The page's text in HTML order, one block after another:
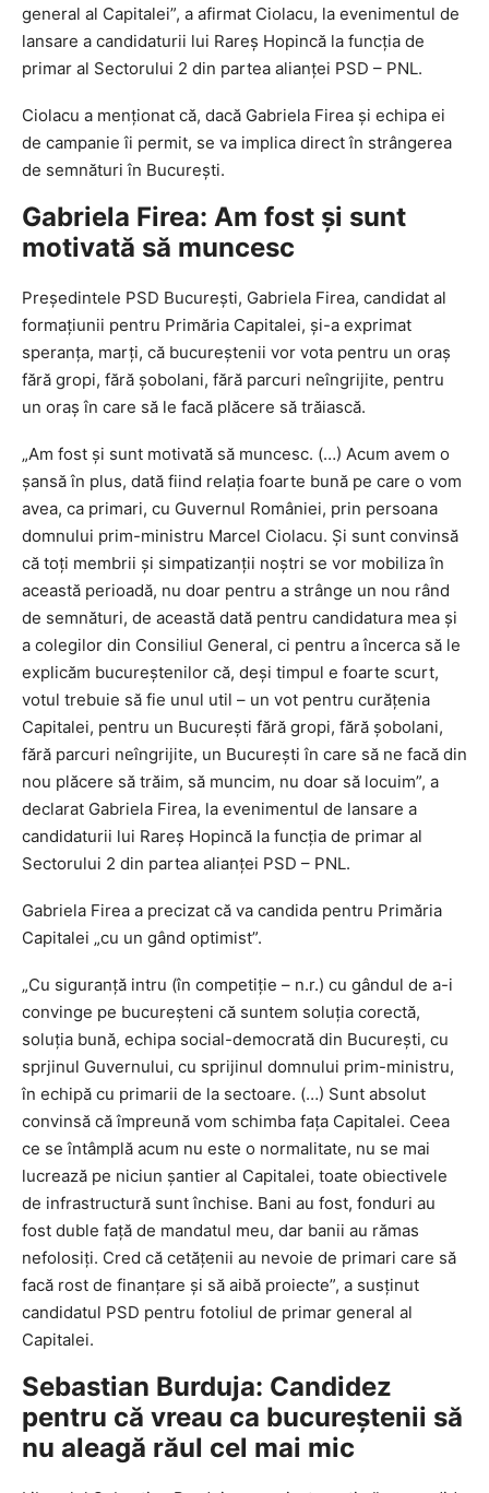
general al Capitalei”, a afirmat Ciolacu, la evenimentul de
lansare a candidaturii lui Rareş Hopincă la funcţia de
primar al Sectorului 2 din partea alianţei PSD – PNL.
Ciolacu a menţionat că, dacă Gabriela Firea şi echipa ei
de campanie îi permit, se va implica direct în strângerea
de semnături în Bucureşti.
Gabriela Firea: Am fost şi sunt
motivată să muncesc
Preşedintele PSD Bucureşti, Gabriela Firea, candidat al
formaţiunii pentru Primăria Capitalei, şi-a exprimat
speranţa, marţi, că bucureştenii vor vota pentru un oraş
fără gropi, fără şobolani, fără parcuri neîngrijite, pentru
un oraş în care să le facă plăcere să trăiască.
„Am fost şi sunt motivată să muncesc. (…) Acum avem o
şansă în plus, dată fiind relaţia foarte bună pe care o vom
avea, ca primari, cu Guvernul României, prin persoana
domnului prim-ministru Marcel Ciolacu. Şi sunt convinsă
că toţi membrii şi simpatizanţii noştri se vor mobiliza în
această perioadă, nu doar pentru a strânge un nou rând
de semnături, de această dată pentru candidatura mea şi
a colegilor din Consiliul General, ci pentru a încerca să le
explicăm bucureştenilor că, deşi timpul e foarte scurt,
votul trebuie să fie unul util – un vot pentru curăţenia
Capitalei, pentru un Bucureşti fără gropi, fără şobolani,
fără parcuri neîngrijite, un Bucureşti în care să ne facă din
nou plăcere să trăim, să muncim, nu doar să locuim”, a
declarat Gabriela Firea, la evenimentul de lansare a
candidaturii lui Rareş Hopincă la funcţia de primar al
Sectorului 2 din partea alianţei PSD – PNL.
Gabriela Firea a precizat că va candida pentru Primăria
Capitalei „cu un gând optimist”.
„Cu siguranţă intru (în competiţie – n.r.) cu gândul de a-i
convinge pe bucureşteni că suntem soluţia corectă,
soluţia bună, echipa social-democrată din Bucureşti, cu
sprjinul Guvernului, cu sprijinul domnului prim-ministru,
în echipă cu primarii de la sectoare. (…) Sunt absolut
convinsă că împreună vom schimba faţa Capitalei. Ceea
ce se întâmplă acum nu este o normalitate, nu se mai
lucrează pe niciun şantier al Capitalei, toate obiectivele
de infrastructură sunt închise. Bani au fost, fonduri au
fost duble faţă de mandatul meu, dar banii au rămas
nefolosiţi. Cred că cetăţenii au nevoie de primari care să
facă rost de finanţare şi să aibă proiecte”, a susţinut
candidatul PSD pentru fotoliul de primar general al
Capitalei.
Sebastian Burduja: Candidez
pentru că vreau ca bucureştenii să
nu aleagă răul cel mai mic